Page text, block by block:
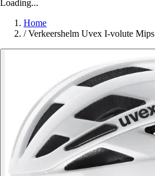
Loading...
Home
/ Verkeershelm Uvex I-volute Mips